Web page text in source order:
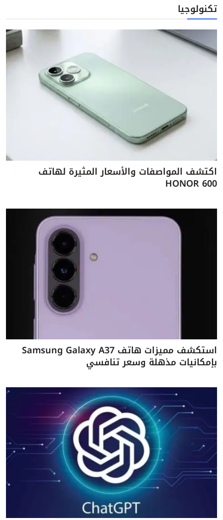
تكنولوجيا
اكتشف المواصفات والأسعار المثيرة لهاتف
HONOR 600
استكشف مميزات هاتف Samsung Galaxy A37
بإمكانيات مذهلة وسعر تنافسي